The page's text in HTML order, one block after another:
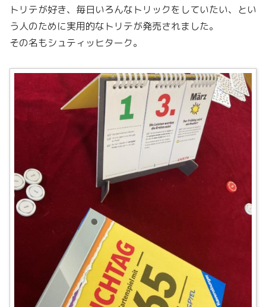
トリテが好き、毎日いろんなトリックをしていたい、とい
う人のために実用的なトリテが発売されました。
その名もシュティッヒターク。